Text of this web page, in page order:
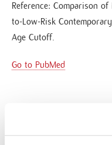
Reference: Comparison
to-Low-Risk
Age Cutoff.
Go to PubMed